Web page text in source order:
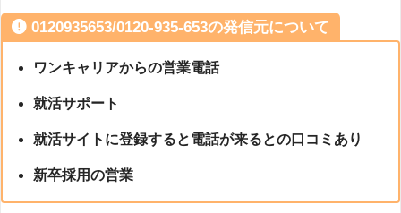
0120935653/0120-935-653の発信元について
ワンキャリアからの営業電話
就活サポート
就活サイトに登録すると電話が来るとの口コミあり
新卒採用の営業